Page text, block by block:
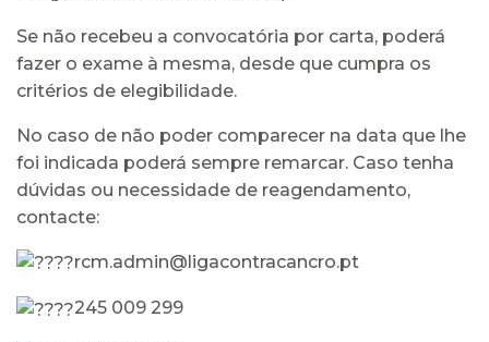
Se não recebeu a convocatória por carta, poderá
fazer o exame à mesma, desde que cumpra os
critérios de elegibilidade.
No caso de não poder comparecer na data que lhe
foi indicada poderá sempre remarcar. Caso tenha
dúvidas ou necessidade de reagendamento,
contacte:
rcm.admin@ligacontracancro.pt
245 009 299